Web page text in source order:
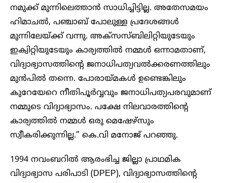
നമുക്ക് മുന്നിലെത്താൻ സാധിച്ചിട്ടില്ല. അതേസമയം
ഹിമാചൽ, പഞ്ചാബ് പോലുള്ള പ്രദേശങ്ങൾ
മുന്നിലേയ്ക്ക് വന്നു. അക്സസ്ബിലിറ്റിയുടേയും
ഇക്വിറ്റിയുടേയും കാര്യത്തിൽ നമ്മൾ ഒന്നാമതാണ്,
വിദ്യാഭ്യാസത്തിന്റെ ജനാധിപത്യവൽക്കരണത്തിലും
മുൻപിൽ തന്നെ. പോരായ്മകൾ ഉണ്ടെങ്കിലും
കുറേയേറെ നീതിപൂർവ്വവും ജനാധിപത്യപരവുമാണ്
നമ്മുടെ വിദ്യാഭ്യാസം. പക്ഷേ നിലവാരത്തിന്റെ
കാര്യത്തിൽ നമ്മൾ ഒരു മെഷേഴ്സും
സ്വീകരിക്കുന്നില്ല.” കെ.വി മനോജ് പറഞ്ഞു.
1994 നവംബറിൽ ആരംഭിച്ച ജില്ലാ പ്രാഥമിക
വിദ്യാഭ്യാസ പരിപാടി (DPEP), വിദ്യാഭ്യാസത്തിന്റെ